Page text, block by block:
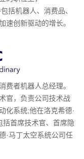
括机器人、消费品、
速创新驱动的增长。
费者机器人总经理。
官，负责公司技术战
化系统;他在洛克希德·
首席技术官、首席隐
·马丁太空系统公司任